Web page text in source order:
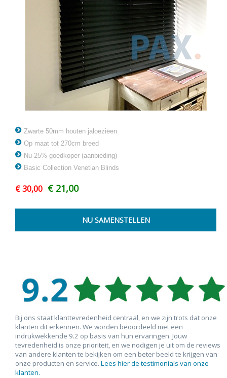
Zwarte 50mm houten jaloeziëen
Op maat tot 270cm breed
Nu 25% goedkoper (aanbieding)
Basic Collection Venetian Blinds
€ 30,00 € 21,00
Bij ons staat klanttevredenheid centraal, en we zijn trots dat onze
klanten dit erkennen. We worden beoordeeld met een
indrukwekkende 9.2 op basis van hun ervaringen. Jouw
tevredenheid is onze prioriteit, en we nodigen je uit om de reviews
van andere klanten te bekijken om een beter beeld te krijgen van
onze producten en service. Lees hier de testimonials van onze
klanten.